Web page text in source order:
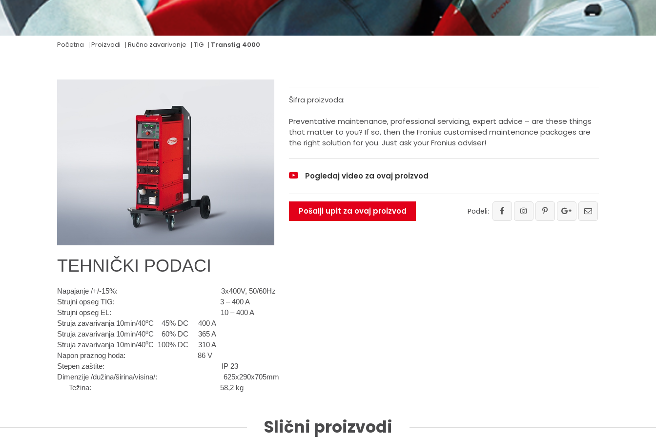
Početna Proizvodi Ručno zavarivanje TIG Transtig 4000
Šifra proizvoda:
Preventative maintenance, professional servicing, expert advice – are these things
that matter to you? If so, then the Fronius customised maintenance packages are
the right solution for you. Just ask your Fronius adviser!
Pogledaj video za ovaj proizvod
Pošalji upit za ovaj proizvod Podeli:
TEHNIČKI PODACI
Napajanje /+/-15%:
3x400V, 50/60Hz
Strujni opseg TIG:
3 – 400 A
Strujni opseg EL:
10 – 400 A
Struja zavarivanja 10min/40oC 45% DC
400 A
Struja zavarivanja 10min/40oC 60% DC
365 A
Struja zavarivanja 10min/40oC 100% DC
310 A
Napon praznog hoda:
86 V
Stepen zaštite:
IP 23
Dimenzije /dužina/širina/visina/:
625x290x705mm
Težina:
58,2 kg
Slični proizvodi